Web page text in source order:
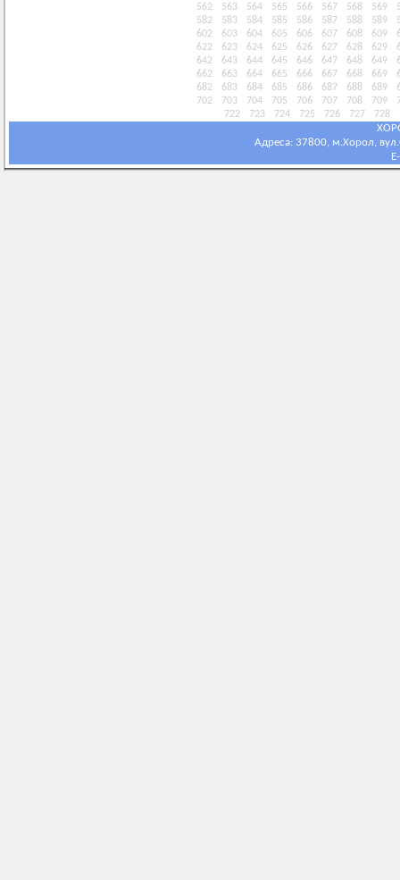
562
563 564 565 566 567 568 569
582
583 584 585 586 587 588 589
602
603 604 605 606 607 608 609
622
623 624 625 626 627 628 629
642
643 644 645 646 647 648 649
662
663 664 665 666 667 668 669
682
683 684 685 686 687 688 689
702
703 704 705 706 707 708 709
722
723 724 725 726 727 728
Адреса: 37800, м.Хорол,